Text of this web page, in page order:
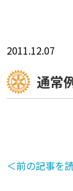
2011.12.07
通常
＜前の記事を